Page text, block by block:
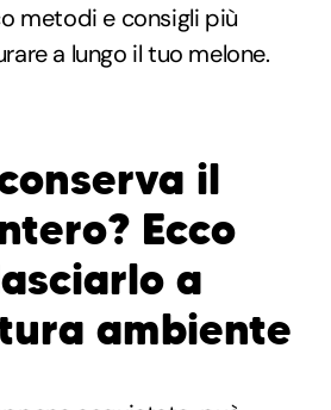
metodi e consigli più
a lungo il tuo melone.
il
Ecco
a
ambiente